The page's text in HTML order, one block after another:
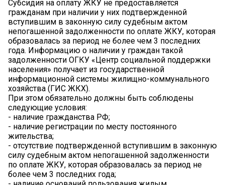
Субсидия на оплату ЖКУ не предоставляется
гражданам при наличии у них подтвержденной
вступившим в законную силу судебным актом
непогашенной задолженности по оплате ЖКУ, которая
образовалась за период не более чем 3 последних
года. Информацию о наличии у граждан такой
задолженности ОГКУ «Центр социальной поддержки
населения» получает из государственной
информационной системы жилищно-коммунального
хозяйства (ГИС ЖКХ).
При этом обязательно должны быть соблюдены
следующие условия:
- наличие гражданства РФ;
- наличие регистрации по месту постоянного
жительства;
- отсутствие подтвержденной вступившим в законную
силу судебным актом непогашенной задолженности
по оплате ЖКУ, которая образовалась за период не
более чем 3 последних года;